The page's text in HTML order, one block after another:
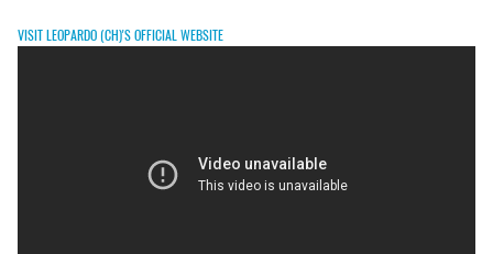
VISIT LEOPARDO (CH)'S OFFICIAL WEBSITE